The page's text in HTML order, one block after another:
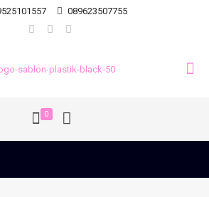
089623507755
0